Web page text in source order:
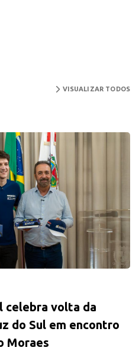
VISUALIZAR TODOS
celebra volta da
do Sul em encontro
Moraes